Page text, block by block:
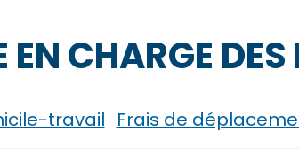
EN CHARGE
travail Frais de